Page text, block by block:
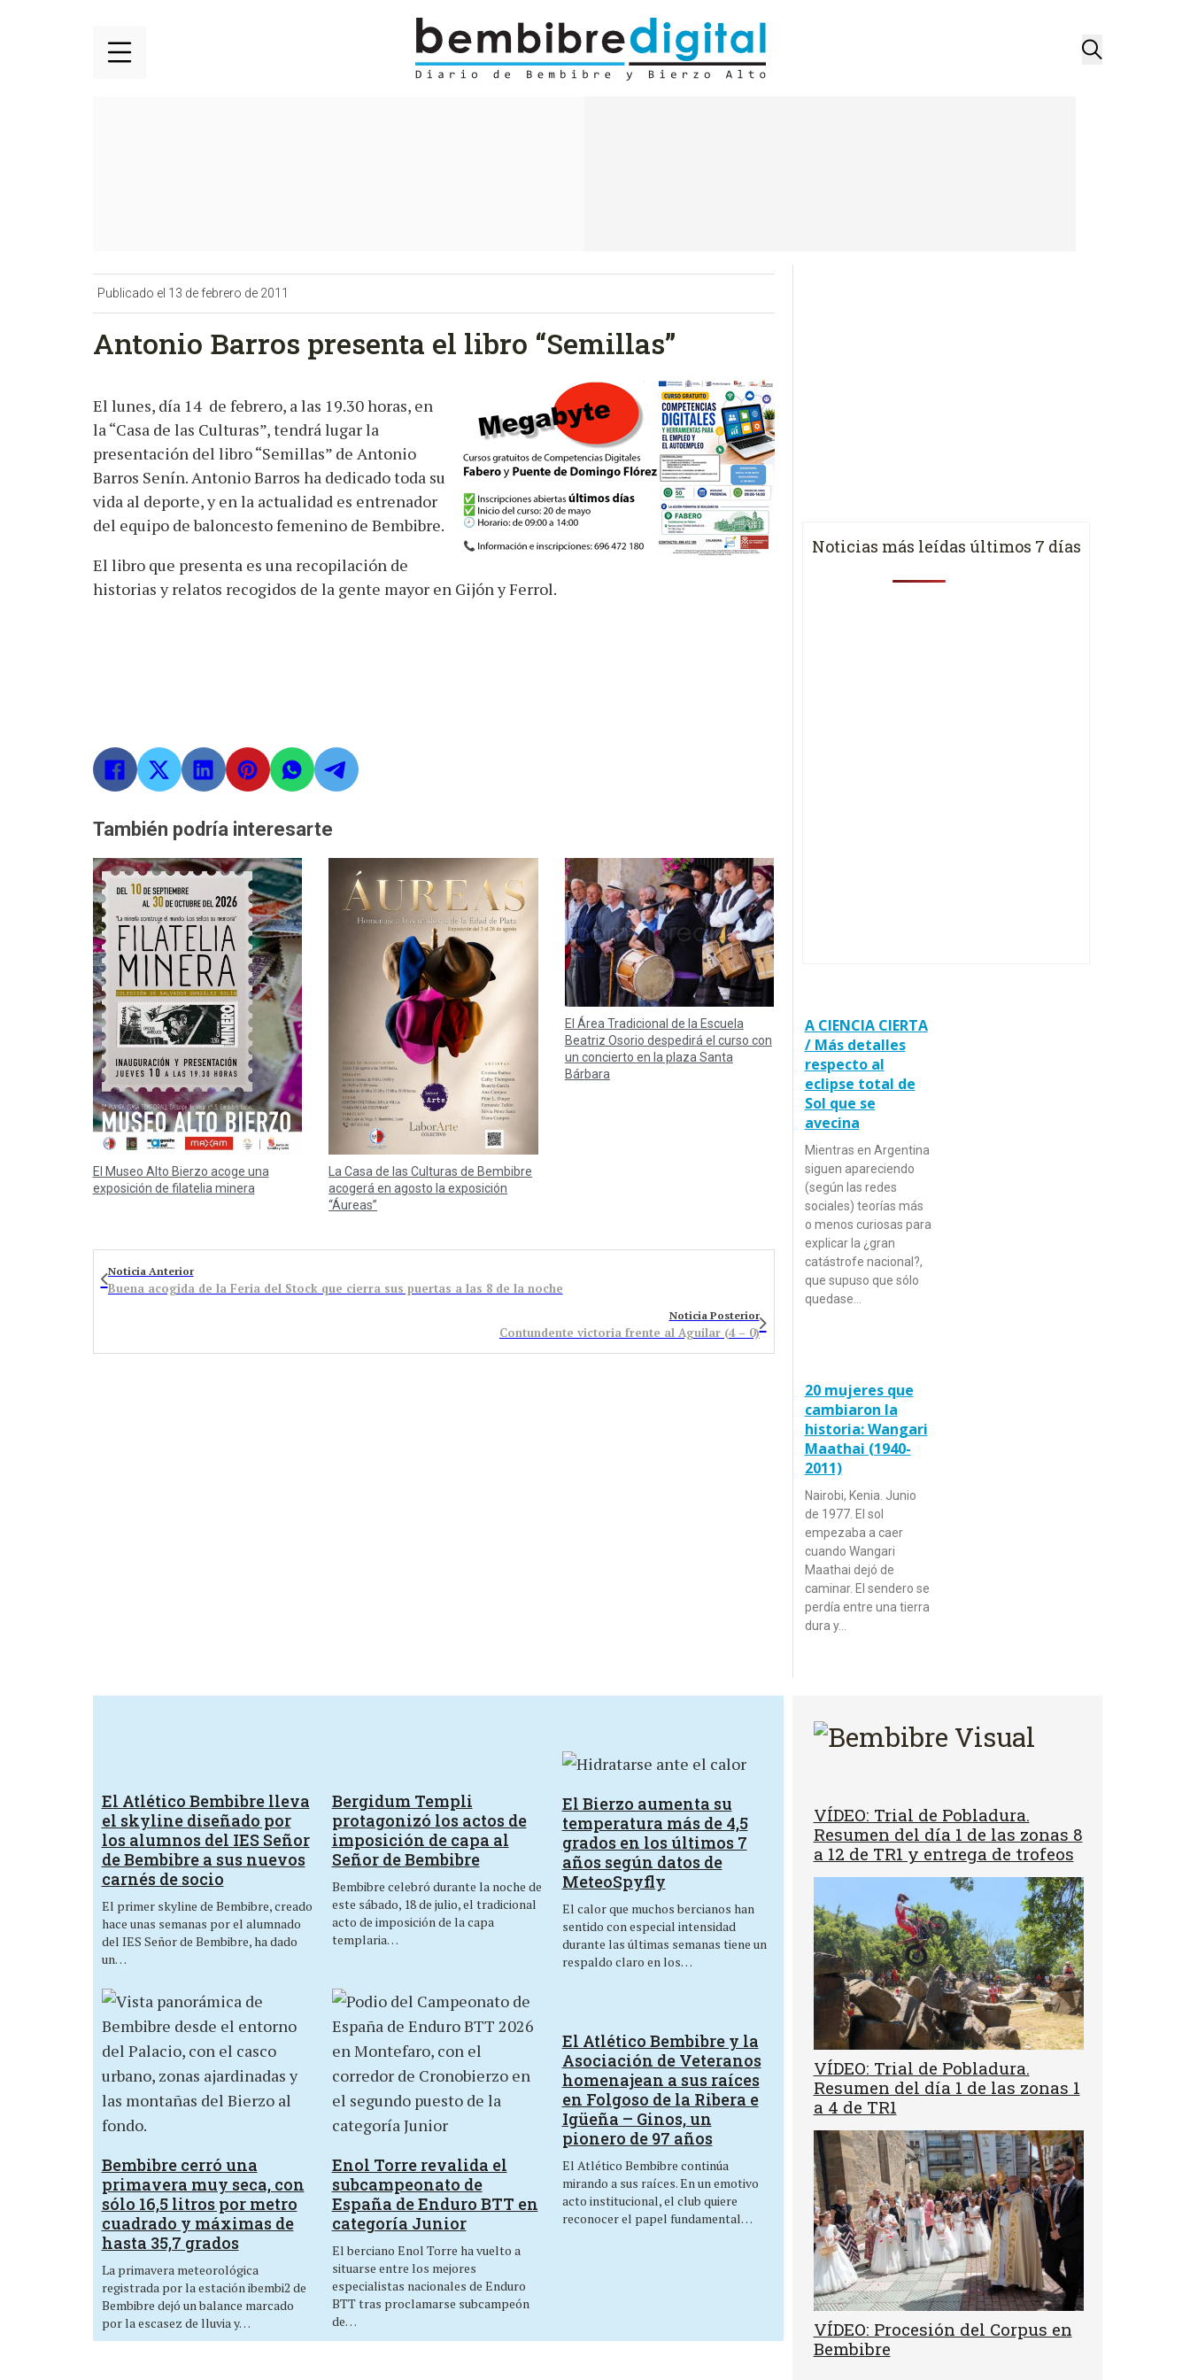
Publicado el 13 de febrero de 2011
Antonio Barros presenta el libro “Semillas”
El lunes, día 14 de febrero, a las 19.30 horas, en
la “Casa de las Culturas”, tendrá lugar la
presentación del libro “Semillas” de Antonio
Barros Senín. Antonio Barros ha dedicado toda su
vida al deporte, y en la actualidad es entrenador
del equipo de baloncesto femenino de Bembibre.
El libro que presenta es una recopilación de
historias y relatos recogidos de la gente mayor en Gijón y Ferrol.
También podría interesarte
El Museo Alto Bierzo acoge una
exposición de filatelia minera
La Casa de las Culturas de Bembibre
acogerá en agosto la exposición
“Áureas”
El Área Tradicional de la Escuela
Beatriz Osorio despedirá el curso con
un concierto en la plaza Santa
Bárbara
Noticia Anterior
Buena acogida de la Feria del Stock que cierra sus puertas a las 8 de la noche
Noticia Posterior
Contundente victoria frente al Aguilar (4 – 0)
Noticias más leídas últimos 7 días
A CIENCIA CIERTA
/ Más detalles
respecto al
eclipse total de
Sol que se
avecina
Mientras en Argentina
siguen apareciendo
(según las redes
sociales) teorías más
o menos curiosas para
explicar la ¿gran
catástrofe nacional?,
que supuso que sólo
quedase…
20 mujeres que
cambiaron la
historia: Wangari
Maathai (1940-
2011)
Nairobi, Kenia. Junio
de 1977. El sol
empezaba a caer
cuando Wangari
Maathai dejó de
caminar. El sendero se
perdía entre una tierra
dura y…
El Atlético Bembibre lleva
el skyline diseñado por
los alumnos del IES Señor
de Bembibre a sus nuevos
carnés de socio
El primer skyline de Bembibre, creado
hace unas semanas por el alumnado
del IES Señor de Bembibre, ha dado
un…
Bergidum Templi
protagonizó los actos de
imposición de capa al
Señor de Bembibre
Bembibre celebró durante la noche de
este sábado, 18 de julio, el tradicional
acto de imposición de la capa
templaria…
El Bierzo aumenta su
temperatura más de 4,5
grados en los últimos 7
años según datos de
MeteoSpyfly
El calor que muchos bercianos han
sentido con especial intensidad
durante las últimas semanas tiene un
respaldo claro en los…
Bembibre cerró una
primavera muy seca, con
sólo 16,5 litros por metro
cuadrado y máximas de
hasta 35,7 grados
La primavera meteorológica
registrada por la estación ibembi2 de
Bembibre dejó un balance marcado
por la escasez de lluvia y…
Enol Torre revalida el
subcampeonato de
España de Enduro BTT en
categoría Junior
El berciano Enol Torre ha vuelto a
situarse entre los mejores
especialistas nacionales de Enduro
BTT tras proclamarse subcampeón
de…
El Atlético Bembibre y la
Asociación de Veteranos
homenajean a sus raíces
en Folgoso de la Ribera e
Igüeña – Ginos, un
pionero de 97 años
El Atlético Bembibre continúa
mirando a sus raíces. En un emotivo
acto institucional, el club quiere
reconocer el papel fundamental…
VÍDEO: Trial de Pobladura.
Resumen del día 1 de las zonas 8
a 12 de TR1 y entrega de trofeos
VÍDEO: Trial de Pobladura.
Resumen del día 1 de las zonas 1
a 4 de TR1
VÍDEO: Procesión del Corpus en
Bembibre